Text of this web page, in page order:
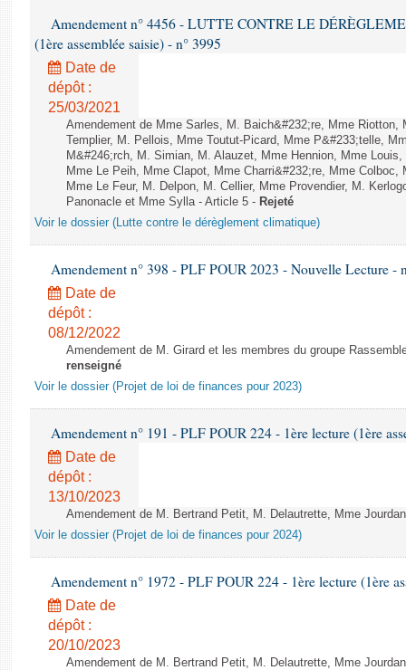
Amendement n° 4456 - LUTTE CONTRE LE
(1ère assemblée saisie) - n° 3995
Date de
dépôt :
25/03/2021
Amendement de Mme Sarles, M. Baich&#232;re, Mme Riotton,
Templier, M. Pellois, Mme Toutut-Picard, Mme P&#233;telle,
M&#246;rch, M. Simian, M. Alauzet, Mme Hennion, Mme
Mme Le Peih, Mme Clapot, Mme Charri&#232;re, Mme
Mme Le Feur, M. Delpon, M. Cellier, Mme Provendier, M.
Panonacle et Mme Sylla - Article 5 - Rejeté
Voir le dossier (Lutte contre le dérèglement climatique)
Amendement n° 398 - PLF POUR 2023 - Nouvelle Lecture -
Date de
dépôt :
08/12/2022
Amendement de M. Girard et les membres du groupe
renseigné
Voir le dossier (Projet de loi de finances pour 2023)
Amendement n° 191 - PLF POUR 224 - 1ère lecture (1ère
Date de
dépôt :
13/10/2023
Amendement de M. Bertrand Petit, M. Delautrette, Mme
Voir le dossier (Projet de loi de finances pour 2024)
Amendement n° 1972 - PLF POUR 224 - 1ère lecture (1ère
Date de
dépôt :
20/10/2023
Amendement de M. Bertrand Petit, M. Delautrette, Mme